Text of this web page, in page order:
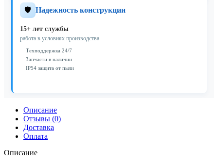
🛡️ Надежность конструкции
15+ лет службы
работа в условиях производства
Техподдержка 24/7
Запчасти в наличии
IP54 защита от пыли
Описание
Отзывы (0)
Доставка
Оплата
Описание